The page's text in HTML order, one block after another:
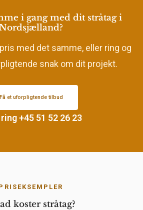
i gang med dit stråtag i
med det samme, eller ring og
snak om dit projekt.
Få et uforpligtende tilbud
+45 51 52 26 23
koster stråtag?